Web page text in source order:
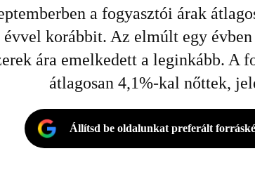
a fogyasztói árak
évvel korábbit. Az elmúlt egy évben
ára emelkedett a leginkább. A
átlagosan 4,1%-kal nőttek,
Állítsd be oldalunkat preferált